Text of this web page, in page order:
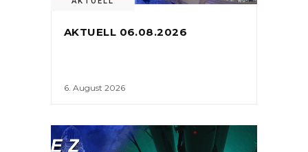
AKTUELL 06.08.2026
6. August 2026